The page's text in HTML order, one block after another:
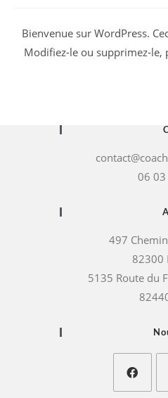
Bienvenue sur WordPress.
Modifiez-le ou supprimez-le,
06 03
497
82300
5135 Route du